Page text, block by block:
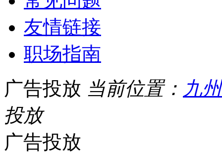
友情链接
职场指南
广告投放 当前位置： 九
投放
广告投放